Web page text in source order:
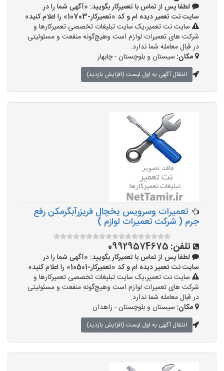
لطفا پس از تماس با تعمیرکار بگویید: «آگهی شما را در
سایت نت تعمیر دیده ام و کد «تعمیرکار-10703» را اعلام کنید»
سایت نت تعمیر،یک سایت تبلیغات تخصصی تعمیرکارها و
شرکت های تعمیرات لوازم است وهیچ‌گونه منفعت و مسئولیتی
در قبال معامله شما ندارد.
مکان: سیستان و بلوچستان - چابهار
انتقال آگهی به اول لیست (افزایش بازدید)
تعمیرات وسرویس یخچال فریزرآبگرمکن رفع
جرم ( شرکت تعمیرات لوازم )
تلفن: 09929574675
لطفا پس از تماس با تعمیرکار بگویید: «آگهی شما را در
سایت نت تعمیر دیده ام و کد «تعمیرکار-10501» را اعلام کنید»
سایت نت تعمیر،یک سایت تبلیغات تخصصی تعمیرکارها و
شرکت های تعمیرات لوازم است وهیچ‌گونه منفعت و مسئولیتی
در قبال معامله شما ندارد.
مکان: سیستان و بلوچستان - زاهدان
انتقال آگهی به اول لیست (افزایش بازدید)